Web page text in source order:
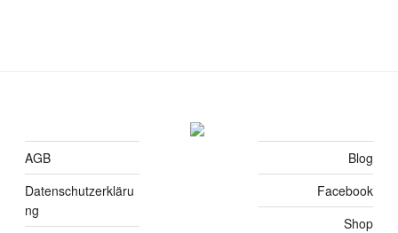
AGB
Datenschutzerkläru
ng
Blog
Facebook
Shop